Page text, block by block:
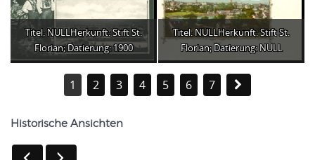
Titel: NULLHerkunft: Stift St.
Florian; Datierung: 1900
Titel: NULLHerkunft: Stift St.
Florian; Datierung: NULL
1 2 3 4 5 6 7
Historische Ansichten